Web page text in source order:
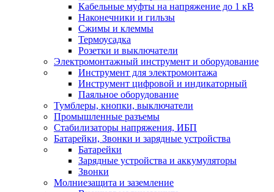
Кабельные муфты на напряжение до 1 кВ
Наконечники и гильзы
Сжимы и клеммы
Термоусадка
Розетки и выключатели
Электромонтажный инструмент и оборудование
Инструмент для электромонтажа
Инструмент цифровой и индикаторный
Паяльное оборудование
Тумблеры, кнопки, выключатели
Промышленные разъемы
Стабилизаторы напряжения, ИБП
Батарейки, Звонки и зарядные устройства
Батарейки
Зарядные устройства и аккумуляторы
Звонки
Молниезащита и заземление